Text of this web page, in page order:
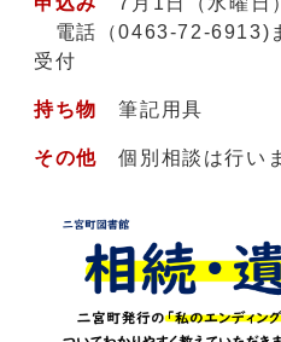
電話（0463-72-6913)
受付
持ち物 筆記用具
その他 個別相談は行い